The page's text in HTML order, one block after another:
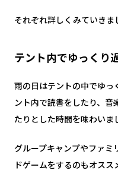
それぞれ詳しくみていきま
テント内でゆっくり
雨の日はテントの中でゆっ
ント内で読書をしたり、音
たりとした時間を味わいま
グループキャンプやファミ
ドゲームをするのもオスス